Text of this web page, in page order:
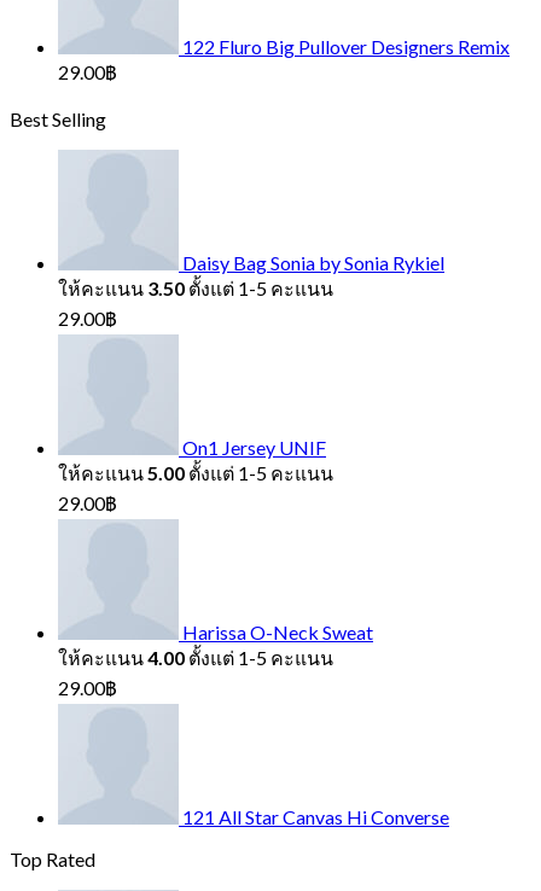
122 Fluro Big Pullover Designers Remix
29.00฿
Best Selling
Daisy Bag Sonia by Sonia Rykiel
ให้คะแนน 3.50 ตั้งแต่ 1-5 คะแนน
29.00฿
On1 Jersey UNIF
ให้คะแนน5.00 ตั้งแต่ 1-5 คะแนน
29.00฿
Harissa O-Neck Sweat
ให้คะแนน4.00 ตั้งแต่ 1-5 คะแนน
29.00฿
121 All Star Canvas Hi Converse
Top Rated